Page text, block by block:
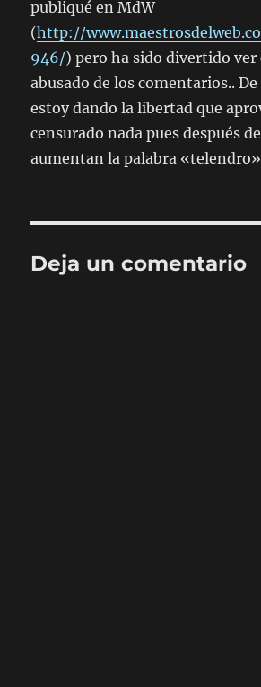
publiqué en MdW
(http://
946/) pero ha sido divertido ver
abusado de los comentarios..
estoy dando la libertad que
censurado nada pues después
aumentan la palabra
Deja un comentario